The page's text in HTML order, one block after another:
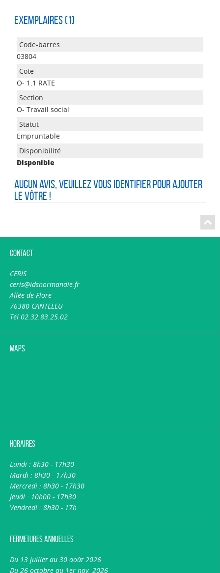
Exemplaires (1)
03804
O- 1.1 RATE
O- Travail social
Empruntable
Disponible
Aucun avis, veuillez vous identifier pour ajouter
le vôtre !
Contact
CERIS
ceris@idsnormandie.fr
Allée de Flore
76380 CANTELEU
Tél 02.32.83.25.02
Maps
Horaires
Lundi : 8h30 - 17h30
Mardi : 8h30 - 17h30
Mercredi : 8h30 - 17h30
Jeudi : 10h00 - 17h30
Vendredi : 8h30 - 17h
Fermetures annuelles
Du 13 juillet au 30 août 2026
Du 26 octobre au 1er nov. 2026